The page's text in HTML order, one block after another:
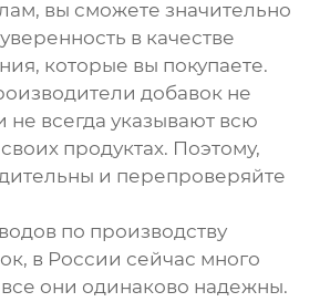
вы сможете значительно
в качестве
которые вы покупаете.
добавок не
не всегда указывают всю
продуктах. Поэтому,
и перепроверяйте
по производству
, в России сейчас много
они одинаково надежны.